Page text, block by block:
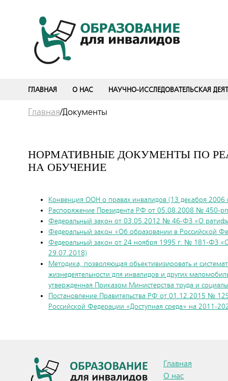
ГЛАВНАЯ О НАС НАУЧНО-ИССЛЕДОВАТЕЛЬСКАЯ
Главная/Документы
НОРМАТИВНЫЕ ДОКУМЕНТЫ ПО
НА ОБУЧЕНИЕ
Конвенция ООН о правах инвалидов (13 декабря 2006
Распоряжение Президента РФ от 05.08.2008 № 450-
Федеральный закон от 03.05.2012 № 46-ФЗ «О
Федеральный закон «Об образовании в Российской
Федеральный закон от 24 ноября 1995 г. № 181-ФЗ
29.07.2018)
Методика, позволяющая объективизировать и
жизнедеятельности для инвалидов и других
утвержденная Приказом Министерства труда и
Постановление Правительства РФ от 01.12.2015 №
Российской Федерации «Доступная среда» на 2011-
Главная
О нас